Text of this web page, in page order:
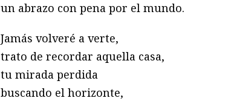
un abrazo con pena por el mundo.
Jamás volveré a verte,
trato de recordar aquella casa,
tu mirada perdida
buscando el horizonte,